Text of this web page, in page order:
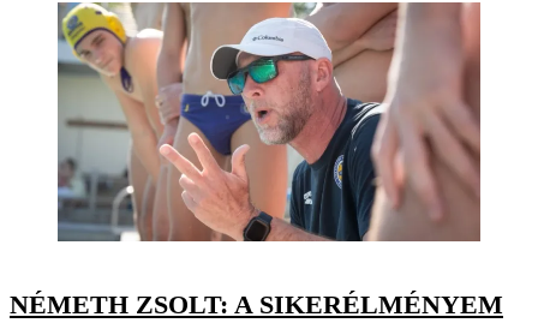
NÉMETH ZSOLT: A SIKERÉLMÉNYEM